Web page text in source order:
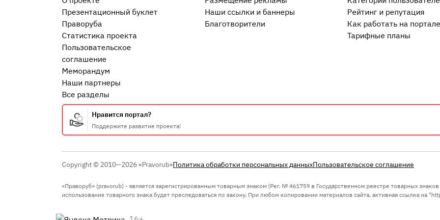
Презентационный букл​ет
Праворуба
Статистика проекта
Пользовательское
соглашение
Меморандум
Наши партнеры
Все разделы
Наши ссылки и баннеры
Благотворители
Рейтинг и репутация
Как работать на портале
Тарифные планы
Нравится портал?
Поддержите развитие проекта!
Copyright © 2010—2026 «Pravorub»Политика обработки персональных данныхПользовательское соглашение
«Праворуб» (pravorub) - является зарегистрированным товарным знаком (Рег. № 461759 в Государственном реестре товарных
использование товарного знака будет преследоваться по закону. При любом копировании материалов сайта, активная ссылка на